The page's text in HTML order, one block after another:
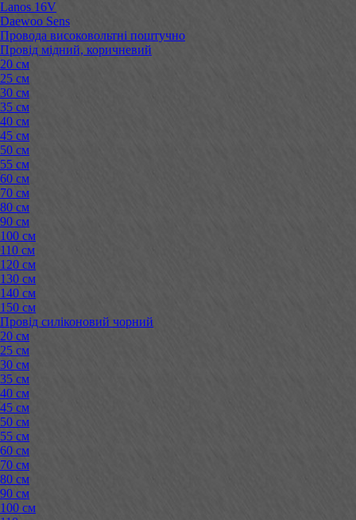
Lanos 16V
Daewoo Sens
Провода високовольтні поштучно
Провід мідний, коричневий
20 см
25 см
30 см
35 см
40 см
45 см
50 см
55 см
60 см
70 см
80 см
90 см
100 см
110 см
120 см
130 см
140 см
150 см
Провід силіконовий чорний
20 см
25 см
30 см
35 см
40 см
45 см
50 см
55 см
60 см
70 см
80 см
90 см
100 см